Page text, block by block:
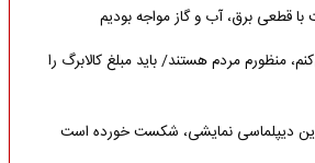
با قطعی برق، آب و گاز مواجه بودیم
منظورم مردم هستند/ باید مبلغ کالابرگ را
این دیپلماسی نمایشی، شکست خورده است